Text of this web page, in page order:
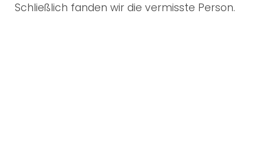
Schließlich fanden wir die vermisste Person.